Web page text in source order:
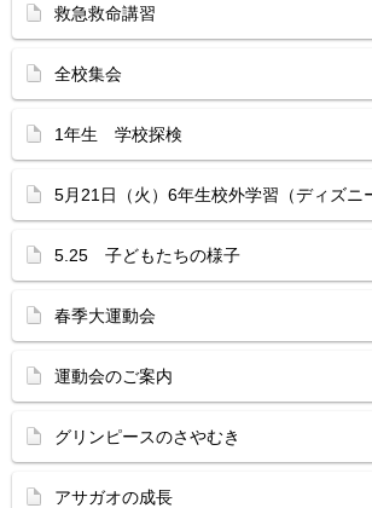
救急救命講習
全校集会
1年生 学校探検
5月21日（火）6年生校外学習（ディズニ
5.25 子どもたちの様子
春季大運動会
運動会のご案内
グリンピースのさやむき
アサガオの成長